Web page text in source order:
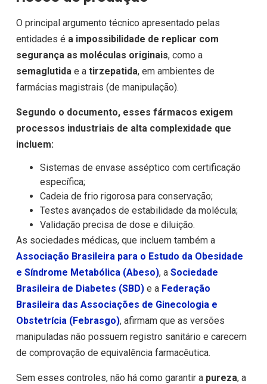
O principal argumento técnico apresentado pelas
entidades é a impossibilidade de replicar com
segurança as moléculas originais, como a
semaglutidae a tirzepatida, em ambientes de
farmácias magistrais (de manipulação).
Segundo o documento, esses fármacos exigem
processos industriais de alta complexidade que
incluem:
Sistemas de envase asséptico com certificação
específica;
Cadeia de frio rigorosa para conservação;
Testes avançados de estabilidade da molécula;
Validação precisa de dose e diluição.
As sociedades médicas, que incluem também a
Associação Brasileira para o Estudo da Obesidade
e Síndrome Metabólica (Abeso), a Sociedade
Brasileira de Diabetes (SBD)e a Federação
Brasileira das Associações de Ginecologia e
Obstetrícia (Febrasgo), afirmam que as versões
manipuladas não possuem registro sanitário e carecem
de comprovação de equivalência farmacêutica.
Sem esses controles, não há como garantir a pureza, a